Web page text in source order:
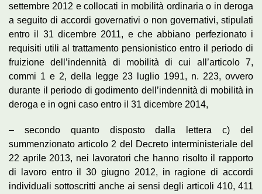
settembre 2012 e collocati in mobilità ordinaria o in deroga
a seguito di accordi governativi o non governativi, stipulati
entro il 31 dicembre 2011, e che abbiano perfezionato i
requisiti utili al trattamento pensionistico entro il periodo di
fruizione dell’indennità di mobilità di cui all’articolo 7,
commi 1 e 2, della legge 23 luglio 1991, n. 223, ovvero
durante il periodo di godimento dell’indennità di mobilità in
deroga e in ogni caso entro il 31 dicembre 2014,
– secondo quanto disposto dalla lettera c) del
summenzionato articolo 2 del Decreto interministeriale del
22 aprile 2013, nei lavoratori che hanno risolto il rapporto
di lavoro entro il 30 giugno 2012, in ragione di accordi
individuali sottoscritti anche ai sensi degli articoli 410, 411